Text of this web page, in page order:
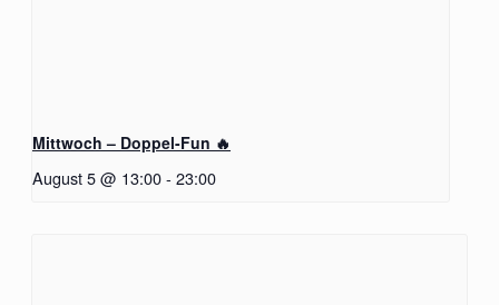
Mittwoch – Doppel-Fun 🔥
August 5 @ 13:00- 23:00